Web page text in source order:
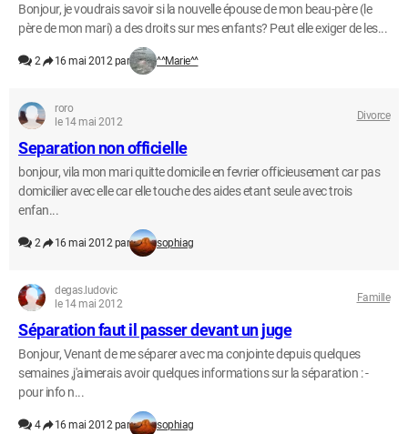
Bonjour, je voudrais savoir si la nouvelle épouse de mon beau-père (le
père de mon mari) a des droits sur mes enfants? Peut elle exiger de les...
2 16 mai 2012 par ^^Marie^^
roro
le 14 mai 2012
Divorce
Separation non officielle
bonjour, vila mon mari quitte domicile en fevrier officieusement car pas
domicilier avec elle car elle touche des aides etant seule avec trois
enfan...
2 16 mai 2012 par sophiag
degas.ludovic
le 14 mai 2012
Famille
Séparation faut il passer devant un juge
Bonjour, Venant de me séparer avec ma conjointe depuis quelques
semaines ,j'aimerais avoir quelques informations sur la séparation : -
pour info n...
4 16 mai 2012 par sophiag